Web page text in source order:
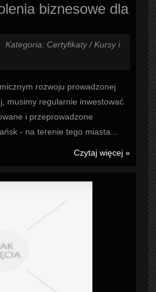
biznesowe dla
Kategoria: Certyfikaty / Kursy i
rozwoju prowadzonej
musimy regularnie inwestować
i przeprowadzone
- na terenie tego miasta...
Czytaj więcej »